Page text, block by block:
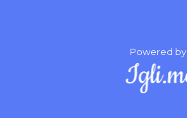
Powered by